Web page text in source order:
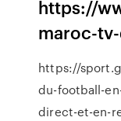
https://
maroc-
https://
du-football-
direct-et-en-